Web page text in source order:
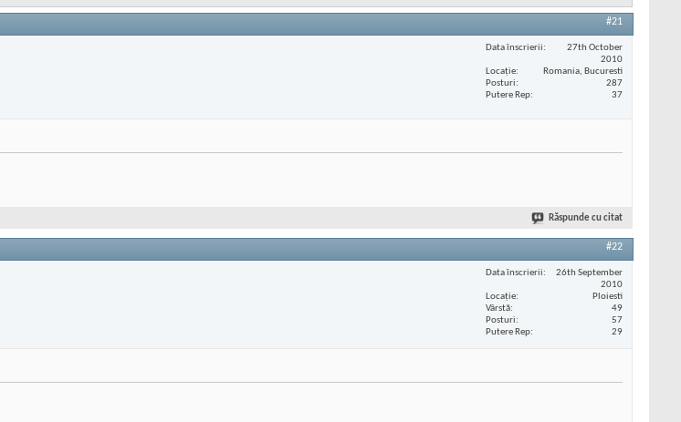
#21
Data înscrierii
27th October
2010
Locaţie
Romania, Bucuresti
Posturi
287
Putere Rep
37
Răspunde cu citat
#22
Data înscrierii
26th September
2010
Locaţie
Ploiesti
Vârstă
49
Posturi
57
Putere Rep
29